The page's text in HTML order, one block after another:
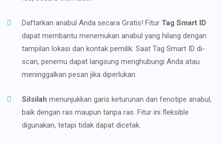
Daftarkan anabul Anda secara Gratis! Fitur Tag Smart ID
dapat membantu menemukan anabul yang hilang dengan
tampilan lokasi dan kontak pemilik. Saat Tag Smart ID di-
scan, penemu dapat langsung menghubungi Anda atau
meninggalkan pesan jika diperlukan.
Silsilah menunjukkan garis keturunan dan fenotipe anabul,
baik dengan ras maupun tanpa ras. Fitur ini fleksible
digunakan, tetapi tidak dapat dicetak.